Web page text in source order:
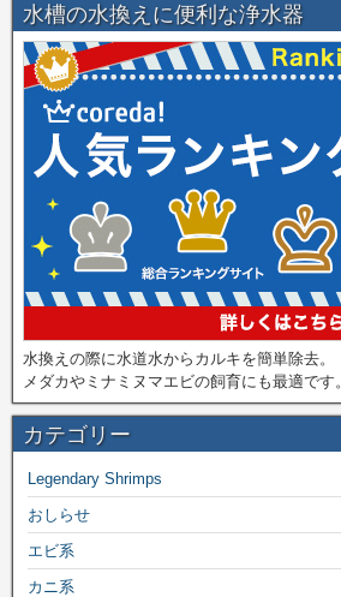
水槽の水換えに便利な浄水器
水換えの際に水道水からカルキを簡単除去。
メダカやミナミヌマエビの飼育にも最適です。
カテゴリー
Legendary Shrimps
おしらせ
エビ系
カニ系